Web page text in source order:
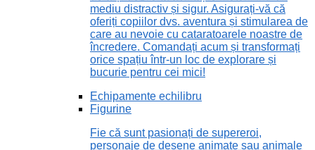
mediu distractiv și sigur. Asigurați-vă că
oferiți copiilor dvs. aventura și stimularea de
care au nevoie cu cataratoarele noastre de
încredere. Comandați acum și transformați
orice spațiu într-un loc de explorare și
bucurie pentru cei mici!
Echipamente echilibru
Figurine
Fie că sunt pasionați de supereroi,
personaje de desene animate sau animale